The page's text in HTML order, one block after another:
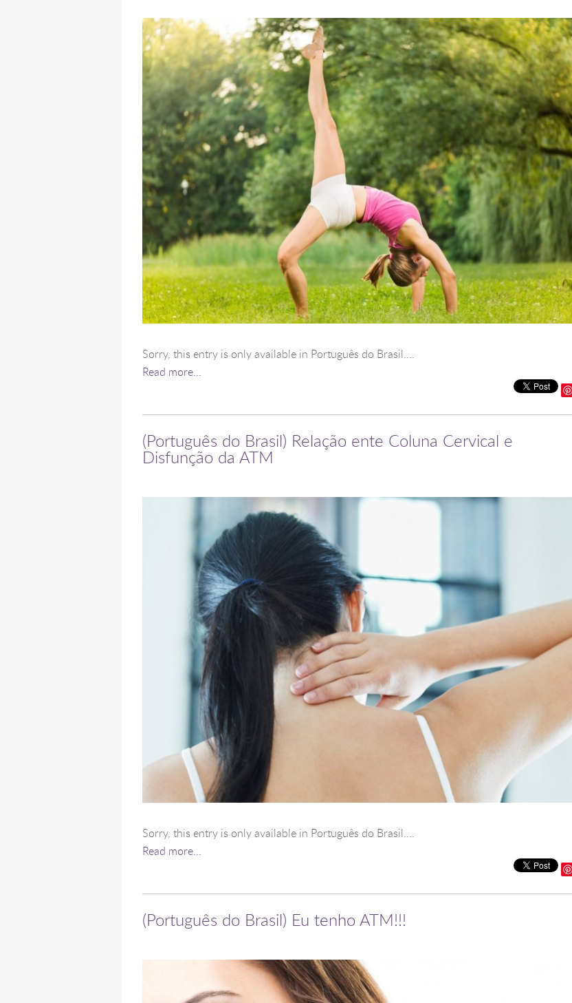
Sorry, this entry is only available in Português do Brasil....
Read more...
(Português do Brasil) Relação ente Coluna Cervical e
Disfunção da ATM
Sorry, this entry is only available in Português do Brasil....
Read more...
(Português do Brasil) Eu tenho ATM!!!